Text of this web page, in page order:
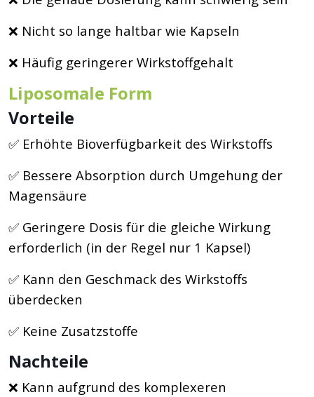
❌ Nicht so lange haltbar wie Kapseln
❌ Häufig geringerer Wirkstoffgehalt
Liposomale Form
Vorteile
✅ Erhöhte Bioverfügbarkeit des Wirkstoffs
✅ Bessere Absorption durch Umgehung der
Magensäure
✅ Geringere Dosis für die gleiche Wirkung
erforderlich (in der Regel nur 1 Kapsel)
✅ Kann den Geschmack des Wirkstoffs
überdecken
✅ Keine Zusatzstoffe
Nachteile
❌ Kann aufgrund des komplexeren